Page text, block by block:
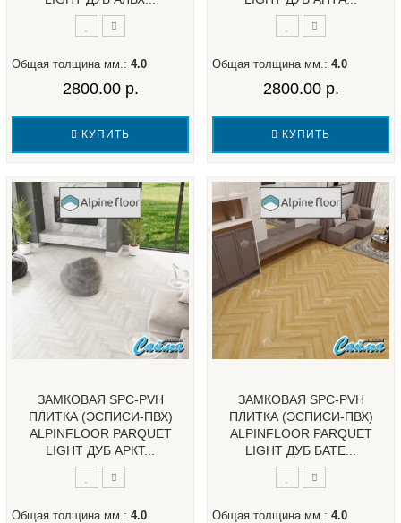
Общая толщина мм.: 4.0
2800.00 р.
КУПИТЬ
Общая толщина мм.: 4.0
2800.00 р.
КУПИТЬ
ЗАМКОВАЯ SPC-PVH
ПЛИТКА (ЭСПИСИ-ПВХ)
ALPINFLOOR PARQUET
LIGHT ДУБ АРКТ...
Общая толщина мм.: 4.0
ЗАМКОВАЯ SPC-PVH
ПЛИТКА (ЭСПИСИ-ПВХ)
ALPINFLOOR PARQUET
LIGHT ДУБ БАТЕ...
Общая толщина мм.: 4.0